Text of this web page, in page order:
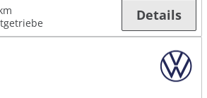
Details